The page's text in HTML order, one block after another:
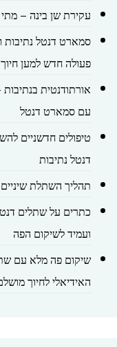
עקירת שן בינה –
סמארט דנטל נתיבות
פעולה חדש למען
אורתודנטית
עם סמארט דנטל
טיפולים חדשניים
דנטל נתיבות
תהליך השתלת
כתרים על שתלים
ועמיד לשיקום הפה
שיקום פה מלא עם
האידיאלי לחיוך